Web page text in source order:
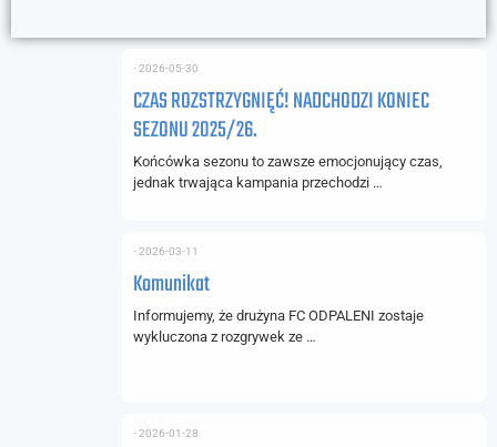
CZAS ROZSTRZYGNIĘĆ! NADCHODZI KONIEC
SEZONU 2025/26.
⋅ 2026-05-30
Końcówka sezonu to zawsze emocjonujący czas,
jednak trwająca kampania przechodzi …
Komunikat
⋅ 2026-03-11
Informujemy, że drużyna FC ODPALENI zostaje
wykluczona z rozgrywek ze …
⋅ 2026-01-28